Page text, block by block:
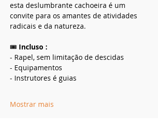
esta deslumbrante cachoeira é um
convite para os amantes de atividades
radicais e da natureza.
🎟️ Incluso :
- Rapel, sem limitação de descidas
- Equipamentos
- Instrutores é guias
Mostrar mais